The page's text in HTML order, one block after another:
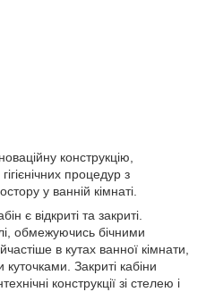
конструкцію,
процедур з
у ванній кімнаті.
є відкриті та закриті.
обмежуючись бічними
в кутах ванної кімнати,
Закриті кабіни
конструкції зі стелею і